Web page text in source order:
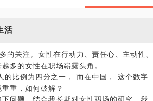
活
的关注。女性在行动力、责任心、主动性、
多的女性在职场崭露头角。
比例为四分之一， 而在中国， 这个数字
重，如何破解？